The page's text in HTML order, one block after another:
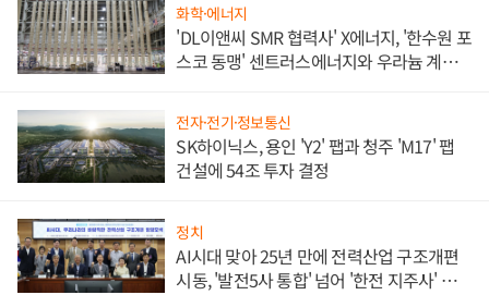
화학·에너지
'DL이앤씨 SMR 협력사' X에너지, '한수원 포
스코 동맹' 센트러스에너지와 우라늄 계약
전자·전기·정보통신
SK하이닉스, 용인 'Y2' 팹과 청주 'M17' 팹
건설에 54조 투자 결정
정치
AI시대 맞아 25년 만에 전력산업 구조개편
시동, '발전5사 통합' 넘어 '한전 지주사' 재편